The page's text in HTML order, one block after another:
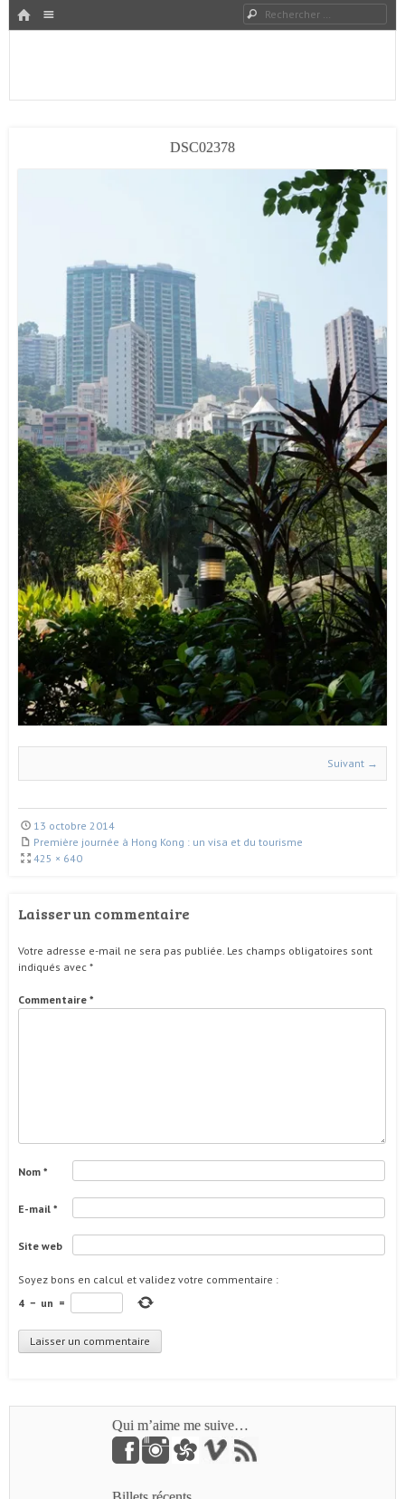
HOME Rechercher
DSC02378
Suivant →
13 octobre 2014
Première journée à Hong Kong : un visa et du tourisme
425 × 640
Laisser un commentaire
Votre adresse e-mail ne sera pas publiée. Les champs obligatoires sont
indiqués avec *
Commentaire *
Nom *
E-mail *
Site web
Soyez bons en calcul et validez votre commentaire :
4 − un =
Qui m’aime me suive…